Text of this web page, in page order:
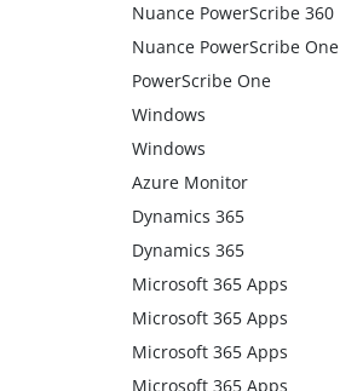
Nuance PowerScribe 360
Nuance PowerScribe One
PowerScribe One
Windows
Windows
Azure Monitor
Dynamics 365
Dynamics 365
Microsoft 365 Apps
Microsoft 365 Apps
Microsoft 365 Apps
Microsoft 365 Apps